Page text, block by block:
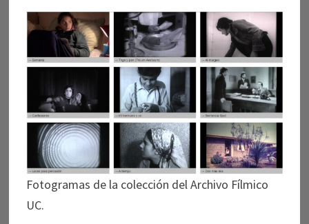
Fotogramas de la colección del Archivo Fílmico
UC.